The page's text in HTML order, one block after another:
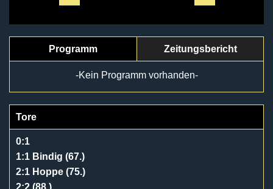
Programm Zeitungsbericht
-Kein Programm vorhanden-
Tore
0:1
1:1 Bindig (67.)
2:1 Hoppe (75.)
2:2 (88.)